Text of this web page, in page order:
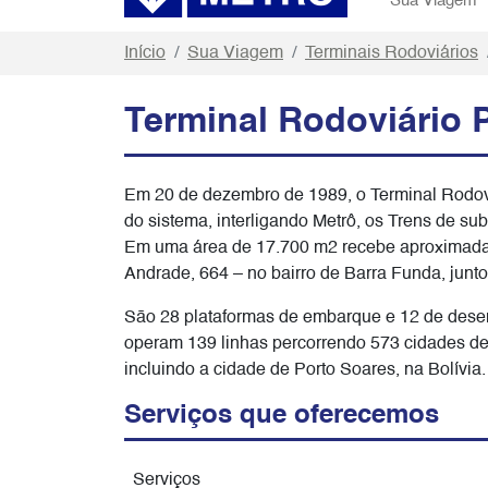
Início Sua Viagem Terminais Rodoviários
Terminal Rodoviário
Em 20 de dezembro de 1989, o Terminal
do sistema, interligando Metrô, os Trens de
Em uma área de 17.700 m2 recebe
Andrade, 664 – no bairro de Barra Funda,
São 28 plataformas de embarque e 12 de
operam 139 linhas percorrendo 573 cidades
incluindo a cidade de Porto Soares, na Bolívia.
Serviços que oferecemos
Serviços